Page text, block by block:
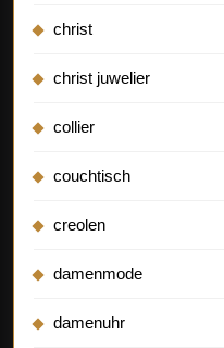
christ
christ juwelier
collier
couchtisch
creolen
damenmode
damenuhr